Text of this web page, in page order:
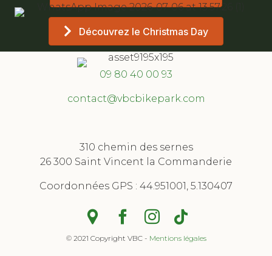
Découvrez le Christmas Day
09 80 40 00 93
contact@vbcbikepark.com
310 chemin des sernes
26 300 Saint Vincent la Commanderie
​Coordonnées GPS : 44.951001, 5.130407
© 2021 Copyright VBC - Mentions légales